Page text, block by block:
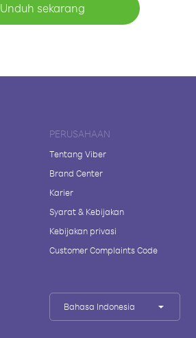
Unduh sekarang
PERUSAHAAN
Tentang Viber
Brand Center
Karier
Syarat & Kebijakan
Kebijakan privasi
Customer Complaints Code
Bahasa Indonesia